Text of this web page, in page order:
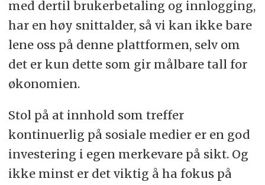
med dertil brukerbetaling og innlogging,
har en høy snittalder, så vi kan ikke bare
lene oss på denne plattformen, selv om
det er kun dette som gir målbare tall for
økonomien.
Stol på at innhold som treffer
kontinuerlig på sosiale medier er en god
investering i egen merkevare på sikt. Og
ikke minst er det viktig å ha fokus på